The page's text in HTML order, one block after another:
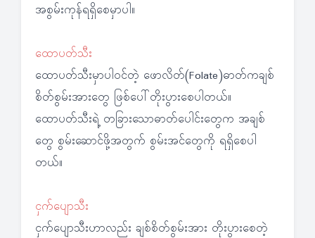
အစွမ်းကုန်ရရှိစေမှာပါ။
ထောပတ်သီး
ထောပတ်သီးမှာပါဝင်တဲ့ ဖောလိတ်(Folate)ဓာတ်ကချစ်
စိတ်စွမ်းအားတွေ ဖြစ်ပေါ်တိုးပွားစေပါတယ်။
ထောပတ်သီးရဲ့ တခြားသောဓာတ်ပေါင်းတွေက အချစ်
တွေ စွမ်းဆောင်ဖို့အတွက် စွမ်းအင်တွေကို ရရှိစေပါ
တယ်။
ငှက်ပျောသီး
ငှက်ပျောသီးဟာလည်း ချစ်စိတ်စွမ်းအား တိုးပွားစေတဲ့